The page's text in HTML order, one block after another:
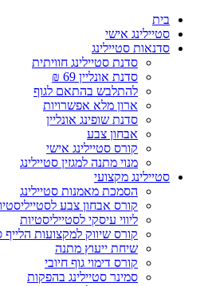
Skip
content
בית
סטיילינג אישי
סדנאות סטיילינג
סדנת סטיילינג חוויתית
סדנת אונליין 69 ₪
להתלבש בהתאם לגוף
ארון מלא אפשרויות
סדנת שופינג אונליין
אבחון צבע
קורס סטיילינג אישי
מנוי מתנה למגזין סטיילינג
סטיילינג מקצועי
הסמכת מאמנות סטיילינג
קורס אבחון צבע
ליווי עיסקי לסטייליסטיות
קורס שיווק למקצועות הלייף
שיחת ייעוץ מתנה
קורס דימוי גוף חיובי
סמינר סטיילינג בהפקות